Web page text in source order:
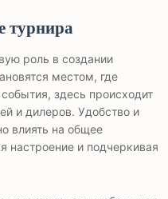
турнира
роль в создании
местом, где
здесь происходит
и дилеров. Удобство и
влиять на общее
настроение и подчеркивая